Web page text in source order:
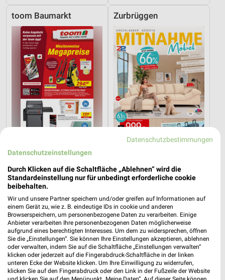
toom Baumarkt
4,2 km
Angebote ab 01.08.
Noch morgen gültig
Zurbrüggen
Angebote ab 11.07.
XXXLutz XXXLutz
Datenschutzbestimmungen
Datenschutzeinstellungen
Durch Klicken auf die Schaltfläche „Ablehnen“ wird die
Standardeinstellung nur für unbedingt erforderliche cookie
beibehalten.
Wir und unsere Partner speichern und/oder greifen auf Informationen auf
einem Gerät zu, wie z. B. eindeutige IDs in cookie und anderen
Browserspeichern, um personenbezogene Daten zu verarbeiten. Einige
Anbieter verarbeiten Ihre personenbezogenen Daten möglicherweise
aufgrund eines berechtigten Interesses. Um dem zu widersprechen, öffnen
Sie die „Einstellungen“. Sie können Ihre Einstellungen akzeptieren, ablehnen
oder verwalten, indem Sie auf die Schaltfläche „Einstellungen verwalten“
klicken oder jederzeit auf die Fingerabdruck-Schaltfläche in der linken
unteren Ecke der Website klicken. Um Ihre Einwilligung zu widerrufen,
klicken Sie auf den Fingerabdruck oder den Link in der Fußzeile der Website